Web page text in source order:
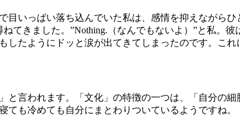
いっぱい落ち込んでいた私は、感情を抑えながら
ねてきました。”Nothing.（なんでもないよ）”と私。
たようにドッと涙が出てきてしまったのです。こ
言われます。「文化」の特徴の一つは、「自分の
も冷めても自分にまとわりついているようですね。